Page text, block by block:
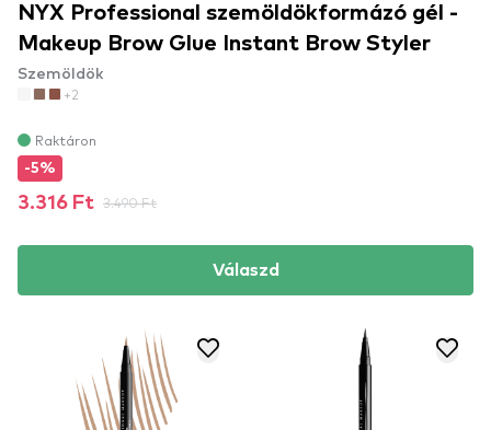
NYX Professional szemöldökformázó gél -
Makeup Brow Glue Instant Brow Styler
Szemöldök
+2
Raktáron
-5%
3.316 Ft 3.490 Ft
Válaszd